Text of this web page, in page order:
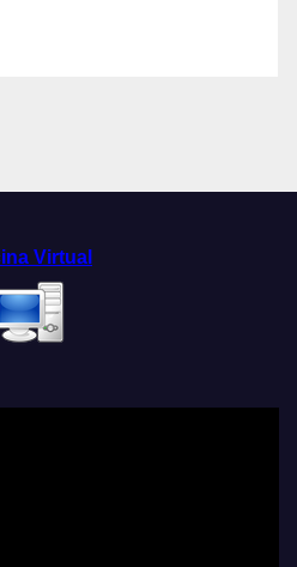
Virtual